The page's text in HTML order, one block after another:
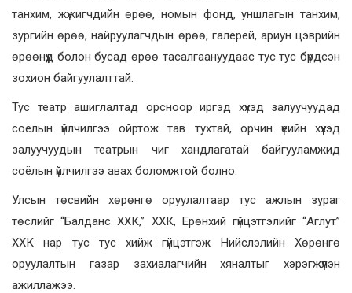
танхим, жүжигчдийн өрөө, номын фонд, уншлагын танхим,
зургийн өрөө, найруулагчдын өрөө, галерей, ариун цэврийн
өрөөнүүд болон бусад өрөө тасалгаануудаас тус тус бүрдсэн
зохион байгуулалттай.
Тус театр ашиглалтад орсноор иргэд хүүхэд залуучуудад
соёлын үйлчилгээ ойртож тав тухтай, орчин үеийн хүүхэд
залуучуудын театрын чиг хандлагатай байгууламжид
соёлын үйлчилгээ авах боломжтой болно.
Улсын төсвийн хөрөнгө оруулалтаар тус ажлын зураг
төслийг “Балданс ХХК,” ХХК, Ерөнхий гүйцэтгэлийг “Аглут”
ХХК нар тус тус хийж гүйцэтгэж Нийслэлийн Хөрөнгө
оруулалтын газар захиалагчийн хяналтыг хэрэгжүүлэн
ажиллажээ.